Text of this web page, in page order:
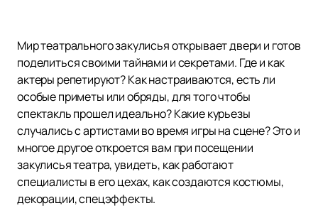
Мир театрального закулисья открывает двери и готов
поделиться своими тайнами и секретами. Где и как
актеры репетируют? Как настраиваются, есть ли
особые приметы или обряды, для того чтобы
спектакль прошел идеально? Какие курьезы
случались с артистами во время игры на сцене? Это и
многое другое откроется вам при посещении
закулисья театра, увидеть, как работают
специалисты в его цехах, как создаются костюмы,
декорации, спецэффекты.